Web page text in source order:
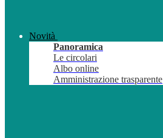
Novità
Panoramica
Le circolari
Albo online
Amministrazione trasparente